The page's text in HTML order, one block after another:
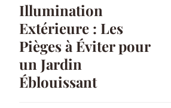
Illumination
Extérieure : Les
Pièges à Éviter pour
un Jardin
Éblouissant